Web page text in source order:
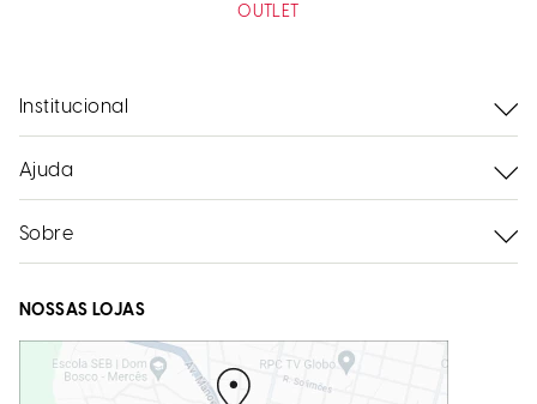
OUTLET
Institucional
Ajuda
Sobre
NOSSAS LOJAS